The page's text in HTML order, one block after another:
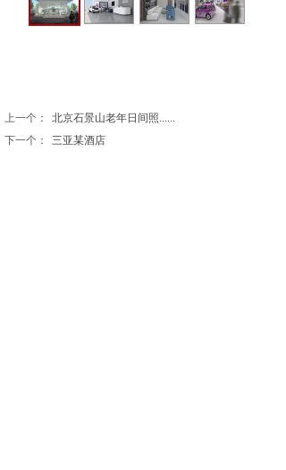
上一个：
北京石景山老年日间照......
下一个：
三亚某酒店